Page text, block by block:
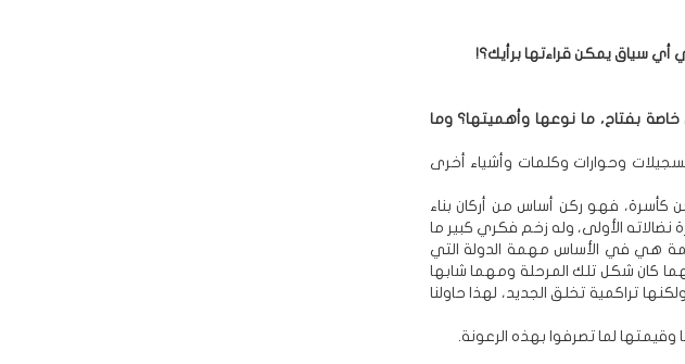
أي سياق يمكن قراءتها برأيك؟!
بفتاح، ما نوعها وأهميتها؟ وما
وحوارات وكلمات وأشياء أخرى
كأسرة، فهو ركن أساس من أركان بناء
الأولى، وله زخم فكري كبير ما
هي في الأساس مهمة الدولة التي
كان شكل تلك المرحلة ومهما شابها
تراكمية تخلق الجديد، لهذا حاولنا
وقيمتها لما تصرفوا بهذه الرعونة.